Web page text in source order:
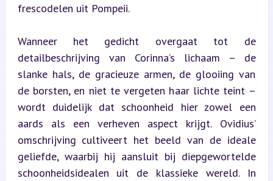
frescodelen uit Pompeii.
Wanneer het gedicht overgaat tot de
detailbeschrijving van Corinna’s lichaam – de
slanke hals, de gracieuze armen, de glooiing van
de borsten, en niet te vergeten haar lichte teint –
wordt duidelijk dat schoonheid hier zowel een
aards als een verheven aspect krijgt. Ovidius’
omschrijving cultiveert het beeld van de ideale
geliefde, waarbij hij aansluit bij diepgewortelde
schoonheidsidealen uit de klassieke wereld. In